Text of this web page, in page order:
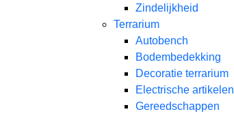
Zindelijkheid
Terrarium
Autobench
Bodembedekking
Decoratie terrarium
Electrische artikelen
Gereedschappen